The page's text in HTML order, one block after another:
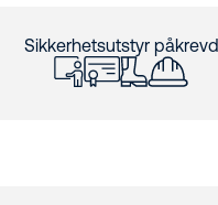
Sikkerhetsutstyr påkrevd